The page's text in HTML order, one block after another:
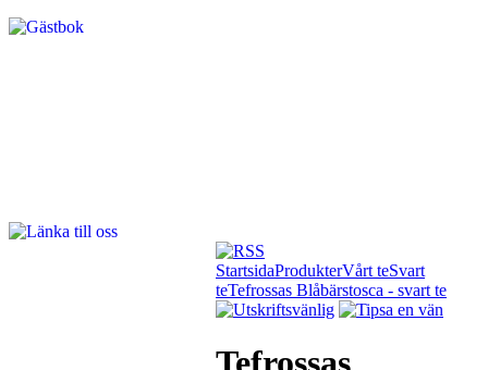
StartsidaProdukterVårt teSvart
teTefrossas Blåbärstosca - svart te